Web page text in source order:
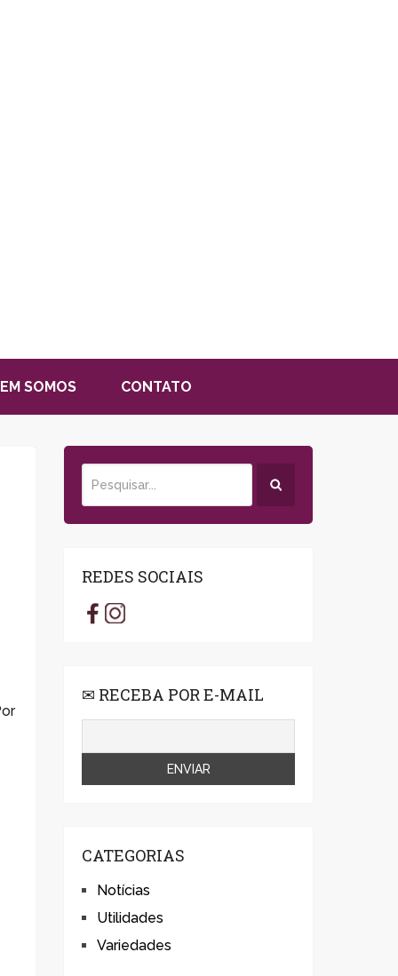
SOMOS CONTATO
REDES SOCIAIS
✉ RECEBA POR E-MAIL
CATEGORIAS
Notícias
Utilidades
Variedades